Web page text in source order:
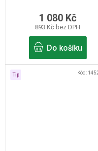
893 Kč bez DPH
1 080 Kč
Do košíku
Tip Kód: